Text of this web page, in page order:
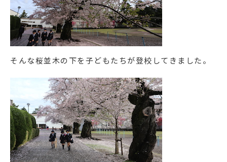
そんな桜並木の下を子どもたちが登校してきました。